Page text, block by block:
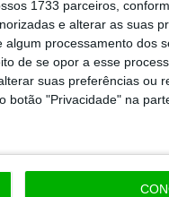
1733 parceiros,
e alterar as suas
algum processamento dos
de se opor a esse
suas preferências ou
"Privacidade" na
do ECO. Torne-se
de 5€
Premium
é mais
independente e
Premium e tenha
que conta, às